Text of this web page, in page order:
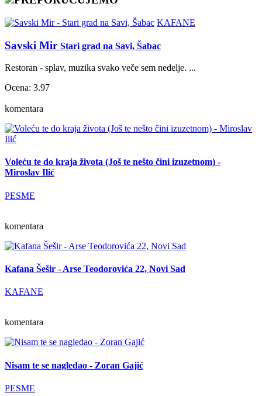
KAFANE
Savski Mir Stari grad na Savi, Šabac
Restoran - splav, muzika svako veče sem nedelje. ...
Ocena: 3.97
komentara
Voleću te do kraja života (Još te nešto čini izuzetnom) -
Miroslav Ilić
PESME
komentara
Kafana Šešir - Arse Teodorovića 22, Novi Sad
KAFANE
komentara
Nisam te se nagledao - Zoran Gajić
PESME